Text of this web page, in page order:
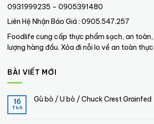
0931999235 – 0905391480
Liên Hệ Nhận Báo Giá : 0905.547.257
Foodlife cung cấp thực phẩm sạch, an
lượng hàng đầu. Xóa đi nỗi lo về an toàn
BÀI VIẾT MỚI
16
Th5
Gù bò / U bò / Chuck Crest Grainfed